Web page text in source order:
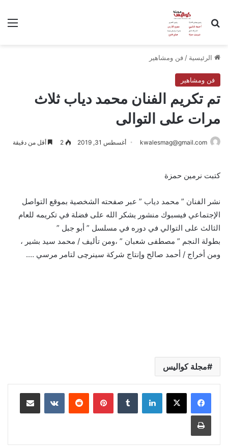
بحث عن
الرئيسية / فن ومشاهير
فن ومشاهير
تم تكريم الفنان محمد دياب ثلاث
مرات على التوالى
kwalesmag@gmail.com أغسطس 31, 2019 2 أقل من دقيقة
كتبت نرمين حمزة
نشر الفنان ” محمد دياب ” عبر صفحته الشخصية بموقع التواصل
الإجتماعي فيسبوك منشور يشكر الله على فضلة في تكريمه للعام
الثالث على التوالي في دوره في مسلسل ” أبو جبل ”
بطولة النجم ” مصطفى شعبان ” ،ومن تأليف / محمد سيد بشير ،
ومن أخراج / أحمد صالح وإنتاج شركة سينرچى لتامر مرسي ….
مجلة كواليس
لينكدإن بينتيريست مشاركة عبر البريد
طباعة